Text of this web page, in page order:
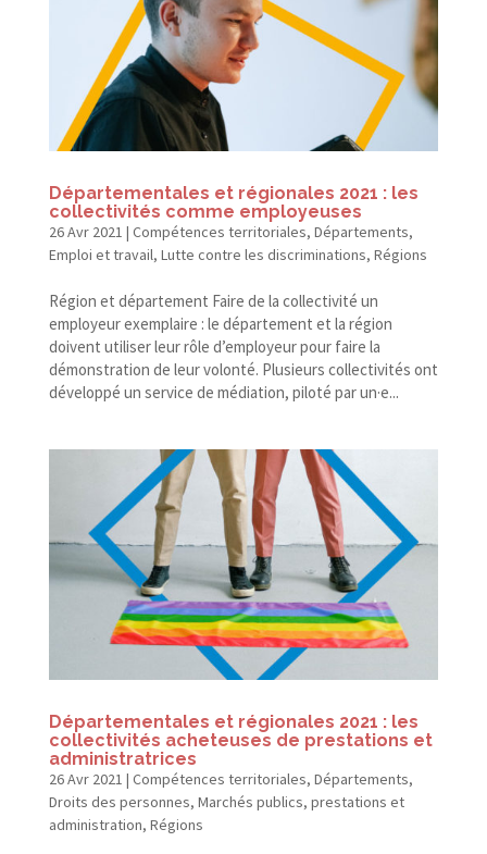
Départementales et régionales 2021 : les
collectivités comme employeuses
26 Avr 2021 | Compétences territoriales, Départements,
Emploi et travail, Lutte contre les discriminations, Régions
Région et département Faire de la collectivité un
employeur exemplaire : le département et la région
doivent utiliser leur rôle d’employeur pour faire la
démonstration de leur volonté. Plusieurs collectivités ont
développé un service de médiation, piloté par un·e...
Départementales et régionales 2021 : les
collectivités acheteuses de prestations et
administratrices
26 Avr 2021 | Compétences territoriales, Départements,
Droits des personnes, Marchés publics, prestations et
administration, Régions